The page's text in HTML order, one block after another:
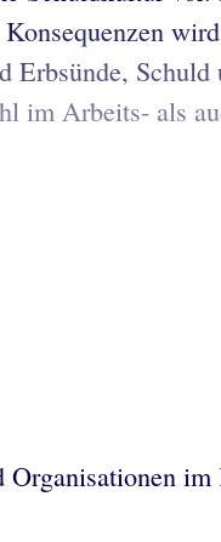
Schuld
im Arbeits- als